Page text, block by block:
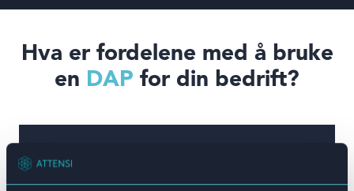
Hva er fordelene med å bruke
en DAP for din bedrift?
Konteks